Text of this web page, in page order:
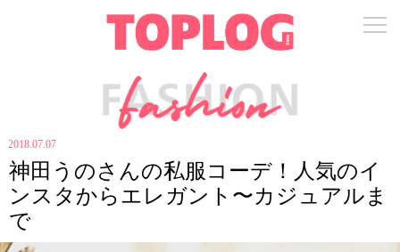
2018.07.07
神田うのさんの私服コーデ！人気のイ
ンスタからエレガント〜カジュアルま
で